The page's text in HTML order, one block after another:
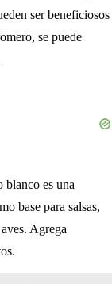
ser beneficiosos
se puede
es una
base para salsas,
Agrega